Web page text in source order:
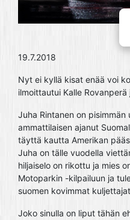
19.7.2018
Nyt ei kyllä kisat enää voi
ilmoittautui Kalle
Juha Rintanen on
ammattilaisen ajanut
täyttä kautta Amerikan
Juha on tälle vuodella
hiljaiselo on rikottu ja mies
Motoparkin -kilpailuun ja
suomen kovimmat
Joko sinulla on liput tähän